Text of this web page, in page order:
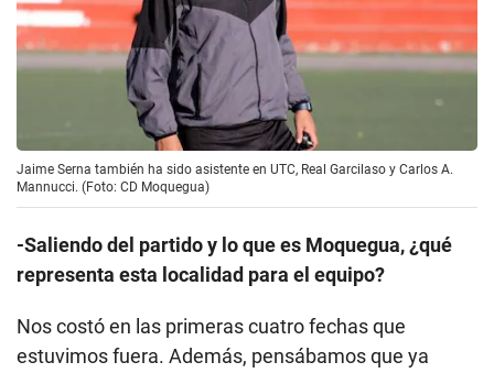
Jaime Serna también ha sido asistente en UTC, Real Garcilaso y Carlos A.
Mannucci. (Foto: CD Moquegua)
-Saliendo del partido y lo que es Moquegua, ¿qué
representa esta localidad para el equipo?
Nos costó en las primeras cuatro fechas que
estuvimos fuera. Además, pensábamos que ya